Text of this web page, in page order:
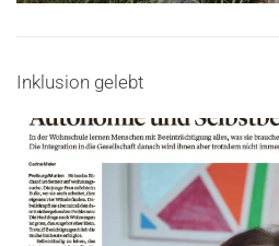
Inklusion gelebt